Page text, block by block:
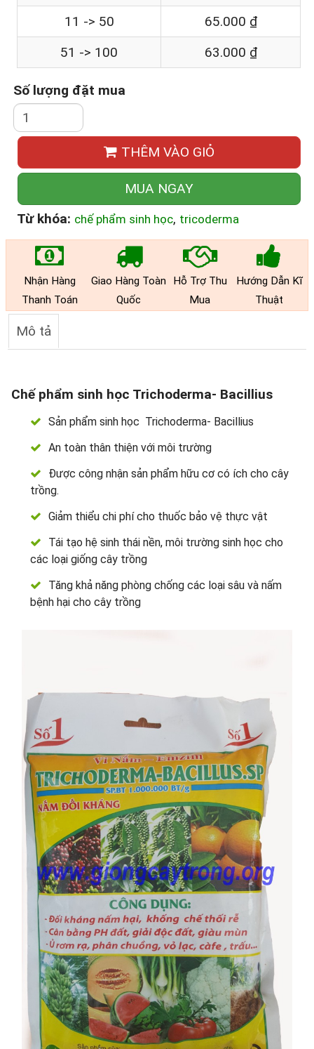
11 -> 50
65.000 ₫
51 -> 100
63.000 ₫
Số lượng đặt mua
THÊM VÀO GIỎ
MUA NGAY
Từ khóa: chế phẩm sinh học, tricoderma
Nhận Hàng
Thanh Toán
Giao Hàng Toàn
Quốc
Hỗ Trợ Thu
Mua
Hướng Dẫn Kĩ
Thuật
Mô tả
Chế phẩm sinh học Trichoderma- Bacillius
Sản phẩm sinh học Trichoderma- Bacillius
An toàn thân thiện với môi trường
Được công nhận sản phẩm hữu cơ có ích cho cây
trồng.
Giảm thiểu chi phí cho thuốc bảo vệ thực vật
Tái tạo hệ sinh thái nền, môi trường sinh học cho
các loại giống cây trồng
Tăng khả năng phòng chống các loại sâu và nấm
bệnh hại cho cây trồng